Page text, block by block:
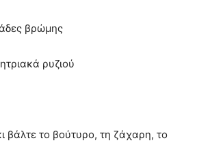
βρώμης
ρυζιού
βάλτε το βούτυρο, τη ζάχαρη, το